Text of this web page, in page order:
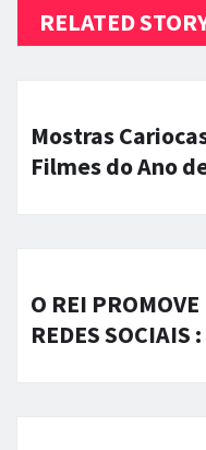
RELATED
Mostras
Filmes do Ano
O REI
REDES